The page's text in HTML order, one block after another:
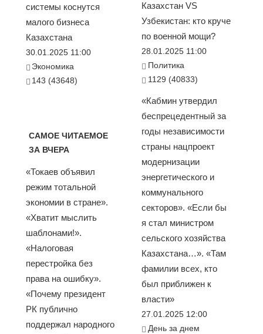
системы коснутся
малого бизнеса
Казахстана
30.01.2025 11:00
Экономика
143 (43648)
САМОЕ ЧИТАЕМОЕ
ЗА ВЧЕРА
«Токаев объявил
режим тотальной
экономии в стране».
«Хватит мыслить
шаблонами!».
«Налоговая
перестройка без
права на ошибку».
«Почему президент
РК публично
поддержал народного
Казахстан VS
Узбекистан: кто круче
по военной мощи?
28.01.2025 11:00
Политика
1129 (40833)
«Кабмин утвердил
беспрецедентный за
годы независимости
страны нацпроект
модернизации
энергетического и
коммунального
секторов». «Если бы
я стал министром
сельского хозяйства
Казахстана…». «Там
фамилии всех, кто
был приближен к
власти»
27.01.2025 12:00
День за днем